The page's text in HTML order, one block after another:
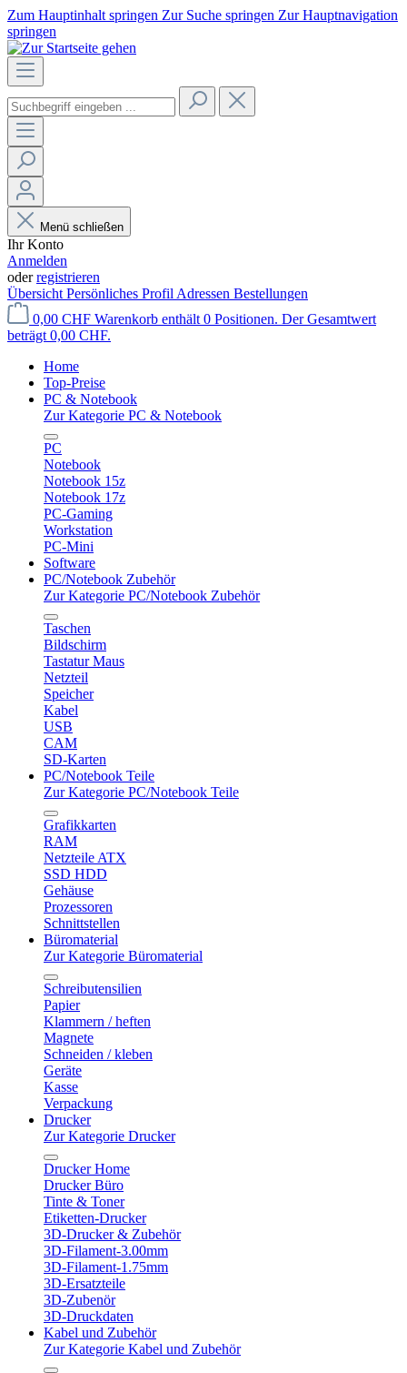
Zum Hauptinhalt springen Zur Suche springen Zur Hauptnavigation
springen
Menü schließen
Ihr Konto
Anmelden
oderregistrieren
Übersicht Persönliches Profil Adressen Bestellungen
0,00 CHF Warenkorb enthält 0 Positionen. Der Gesamtwert
beträgt 0,00 CHF.
Home
Top-Preise
PC & Notebook
Zur Kategorie PC & Notebook
PC
Notebook
Notebook 15z
Notebook 17z
PC-Gaming
Workstation
PC-Mini
Software
PC/Notebook Zubehör
Zur Kategorie PC/Notebook Zubehör
Taschen
Bildschirm
Tastatur Maus
Netzteil
Speicher
Kabel
USB
CAM
SD-Karten
PC/Notebook Teile
Zur Kategorie PC/Notebook Teile
Grafikkarten
RAM
Netzteile ATX
SSD HDD
Gehäuse
Prozessoren
Schnittstellen
Büromaterial
Zur Kategorie Büromaterial
Schreibutensilien
Papier
Klammern / heften
Magnete
Schneiden / kleben
Geräte
Kasse
Verpackung
Drucker
Zur Kategorie Drucker
Drucker Home
Drucker Büro
Tinte & Toner
Etiketten-Drucker
3D-Drucker & Zubehör
3D-Filament-3.00mm
3D-Filament-1.75mm
3D-Ersatzteile
3D-Zubenör
3D-Druckdaten
Kabel und Zubehör
Zur Kategorie Kabel und Zubehör